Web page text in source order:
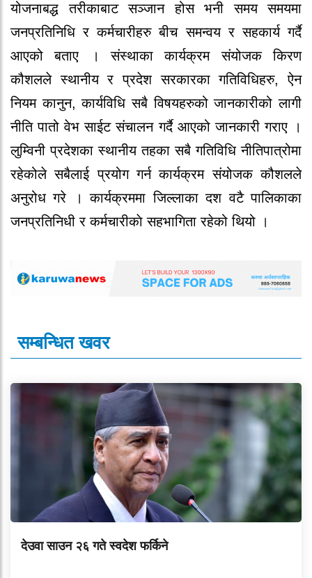
योजनाबद्ध तरीकाबाट सञ्जान होस भनी समय समयमा
जनप्रतिनिधि र कर्मचारीहरु बीच समन्वय र सहकार्य गर्दै
आएको बताए । संस्थाका कार्यक्रम संयोजक किरण
कौशलले स्थानीय र प्रदेश सरकारका गतिविधिहरु, ऐन
नियम कानुन, कार्यविधि सबै विषयहरुको जानकारीको लागी
नीति पातो वेभ साईट संचालन गर्दै आएको जानकारी गराए ।
लुम्विनी प्रदेशका स्थानीय तहका सबै गतिविधि नीतिपात्रोमा
रहेकोले सबैलाई प्रयोग गर्न कार्यक्रम संयोजक कौशलले
अनुरोध गरे । कार्यक्रममा जिल्लाका दश वटै पालिकाका
जनप्रतिनिधी र कर्मचारीकाे सहभागिता रहेको थियो ।
सम्बन्धित खवर
देउवा साउन २६ गते स्वदेश फर्किने